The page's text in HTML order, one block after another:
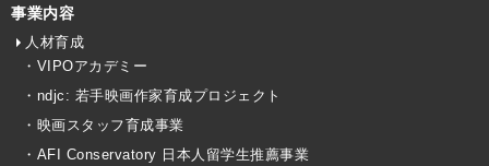
事業内容
人材育成
・VIPOアカデミー
・ndjc: 若手映画作家育成プロジェクト
・映画スタッフ育成事業
・AFI Conservatory 日本人留学生推薦事業